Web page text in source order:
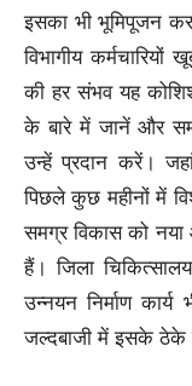
इसका भी भूमिपूजन
विभागीय
की हर संभव यह
के बारे में जानें और
उन्हें प्रदान करें।
पिछले कुछ महीनों में
समग्र विकास को नया
हैं। जिला
उन्नयन निर्माण
जल्दबाजी में इसके ठेके